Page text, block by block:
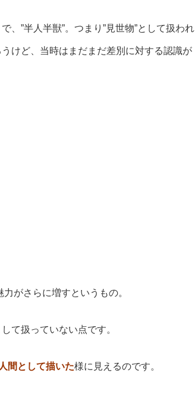
、”半人半獣”。つまり”見世物”として扱われ
けど、当時はまだまだ差別に対する認識が
がさらに増すというもの。
て扱っていない点です。
間として描いた様に見えるのです。